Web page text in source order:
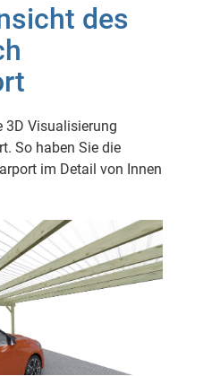
des
3D Visualisierung
So haben Sie die
im Detail von Innen